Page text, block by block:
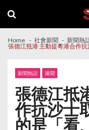
navigation
content
Home 社會新聞
新聞熱
張德江抵港 主動提粵港合作
新聞熱話 港聞
張德江抵
作抗沙士
的是「看